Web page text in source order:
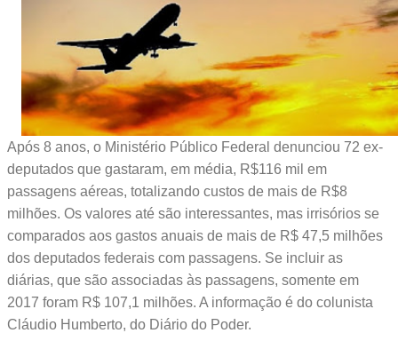
Após 8 anos, o Ministério Público Federal denunciou 72 ex-
deputados que gastaram, em média, R$116 mil em
passagens aéreas, totalizando custos de mais de R$8
milhões. Os valores até são interessantes, mas irrisórios se
comparados aos gastos anuais de mais de R$ 47,5 milhões
dos deputados federais com passagens. Se incluir as
diárias, que são associadas às passagens, somente em
2017 foram R$ 107,1 milhões. A informação é do colunista
Cláudio Humberto, do Diário do Poder.